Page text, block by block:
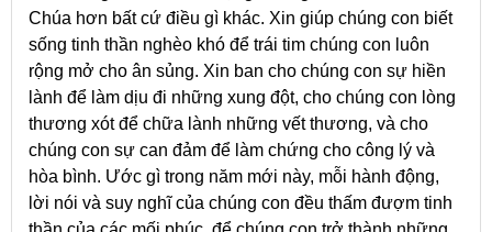
Chúa hơn bất cứ điều gì khác. Xin giúp chúng con biết
sống tinh thần nghèo khó để trái tim chúng con luôn
rộng mở cho ân sủng. Xin ban cho chúng con sự hiền
lành để làm dịu đi những xung đột, cho chúng con lòng
thương xót để chữa lành những vết thương, và cho
chúng con sự can đảm để làm chứng cho công lý và
hòa bình. Ước gì trong năm mới này, mỗi hành động,
lời nói và suy nghĩ của chúng con đều thấm đượm tinh